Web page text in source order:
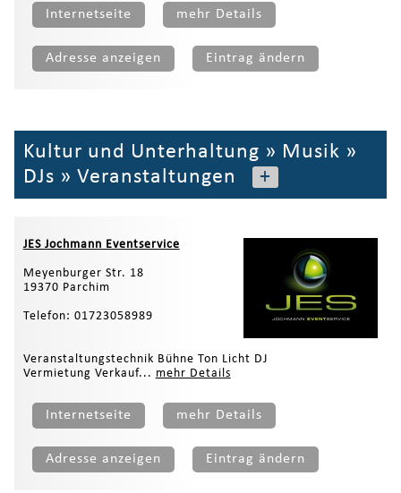
Internetseite mehr Details
Adresse anzeigen Eintrag ändern
Kultur und Unterhaltung » Musik »
DJs » Veranstaltungen +
JES Jochmann Eventservice
Meyenburger Str. 18
19370 Parchim
Telefon: 01723058989
Veranstaltungstechnik Bühne Ton Licht DJ
Vermietung Verkauf... mehr Details
Internetseite mehr Details
Adresse anzeigen Eintrag ändern